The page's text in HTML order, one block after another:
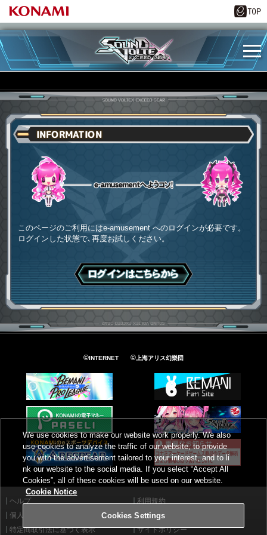
INFORMATION
このページのご利用にはe-amusement へのログインが必要です。
ログインした状態で､再度お試しください。
ログインはこちら
©INTERNET ©上海アリス幻樂団
ヘルプ
利用規約
個人情報等保護方針
外部送信について
特定商取引法に基づく表示
サイトポリシー
We use cookies to make our website work properly. We also
use cookies to analyze the traffic of our website, to provide
you with the advertisement tailored to your interest, and to li
nk our website to the social media. If you select “Accept All
Cookies”, all of these cookies will be used on our website.
Cookie Notice
Cookies Settings